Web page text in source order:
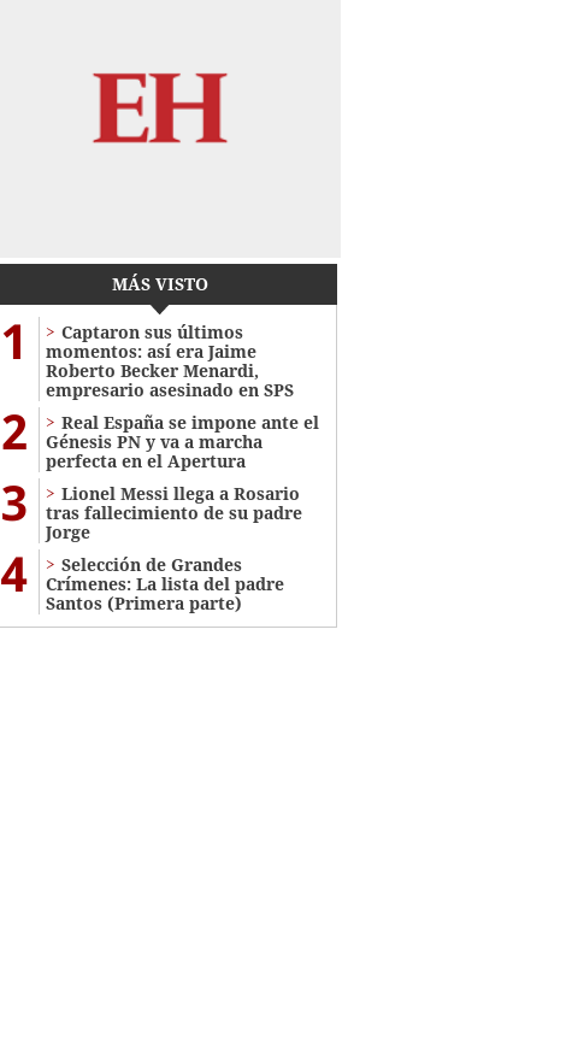
MÁS VISTO
1
Captaron sus últimos
momentos: así era Jaime
Roberto Becker Menardi​​​,
empresario asesinado en SPS
2
Real España se impone ante el
Génesis PN y va a marcha
perfecta en el Apertura
3
Lionel Messi llega a Rosario
tras fallecimiento de su padre
Jorge
4
Selección de Grandes
Crímenes: La lista del padre
Santos (Primera parte)